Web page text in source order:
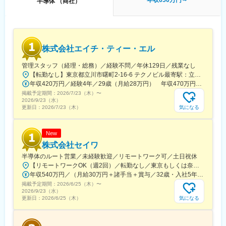
験の方でも安心です。
ご経験に応じて、ミッションを設定いたします。
将来的に、営業のプロフェッショナルを目指す道と管理職を目指
す道の両方があり、自身の希望と適性によって選択することがで
きます。
■取扱製品
レーザー加工機／プレス・ベンダーマシーン／放電加工機／マシ
ニングセンター（切削加工）
東日本支社（産業デバイスコンポーネント部門）の人員構成：
営業：4名、事務1名
■当社の魅力
・社員の4分の1が技術者だからこそ“開発力”と“提案力”が強みで
す！
・電気電子の専門商社
・2024年3月期決算では、過去最高売上となり、会社業績好調
・社員を大切にする「人基軸経営」を徹底。すべての社員がやり
がいを持って働き、自己成長を実現できる環境づくりに注力
変更の範囲：会社の定める業務
株式会社エイチ・ティー・エル
管理スタッフ（経理・総務）／経験不問／年休129日／残業なし
【転勤なし】東京都立川市曙町2-16-6 テクノビル最寄駅：立川駅から徒歩6分受動喫煙対策：屋内全面禁煙
年収420万円／経験4年／29歳（月給28万円） 年収470万円／経験6年／33歳（月給31万円）
掲載予定期間： 2026/7/23（木） 〜
2026/9/23（水）
更新日： 2026/7/23（木） 気になる
New
株式会社セイワ
半導体のルート営業／未経験歓迎／リモートワーク可／土日祝休
【リモートワークOK（週2回）／転勤なし／東京もしくは奈良の拠点】◎配属先はご希望を考慮の上、決定いたします。◎原則転勤なし（キャリアアップ及び本人希望により転勤した実績あり）◎直行直帰可能◇◆柔軟な働き方を実現◆◇入社半年後から、週1～2回のリモートワーク（在宅勤務）が可能です。業務状況に応じて出社と在宅勤務を組み合わせながら、メリハリをつけて働くことができます。■東京営業本部東京都台東区上野7-11-6 上野中央ビル＜アクセス＞JR『上野駅』入谷口より徒歩4分■関西支社奈良県奈良市大宮町4-255 まつもりビル2＜アクセス＞近鉄奈良線『新大宮駅』より徒歩7分※受動喫煙対策あり
年収540万円／（月給30万円＋諸手当＋賞与／32歳・入社5年目） 年収950万円／（月給52万円+諸手当＋賞与／43歳・入社15年目）
掲載予定期間： 2026/6/25（木） 〜
2026/9/23（水）
更新日： 2026/6/25（木） 気になる